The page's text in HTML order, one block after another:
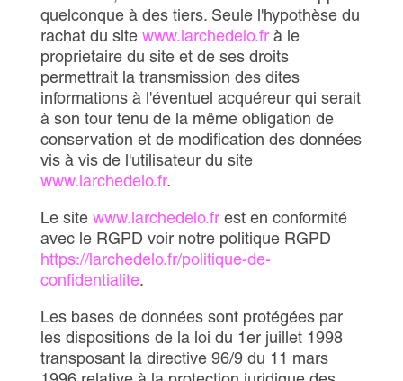
quelconque à des tiers. Seule l'hypothèse du
rachat du site www.larchedelo.frà le
proprietaire du site et de ses droits
permettrait la transmission des dites
informations à l'éventuel acquéreur qui serait
à son tour tenu de la même obligation de
conservation et de modification des données
vis à vis de l'utilisateur du site
www.larchedelo.fr.
Le site www.larchedelo.frest en conformité
avec le RGPD voir notre politique RGPD
https://larchedelo.fr/politique-de-
confidentialite.
Les bases de données sont protégées par
les dispositions de la loi du 1er juillet 1998
transposant la directive 96/9 du 11 mars